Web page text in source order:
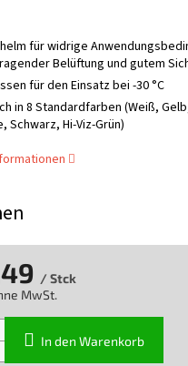
für widrige
Belüftung und gutem
für den Einsatz bei -30 °C
in 8 Standardfarben (Weiß,
Schwarz, Hi-Viz-Grün)
/ Stck
MwSt.
In den Warenkorb